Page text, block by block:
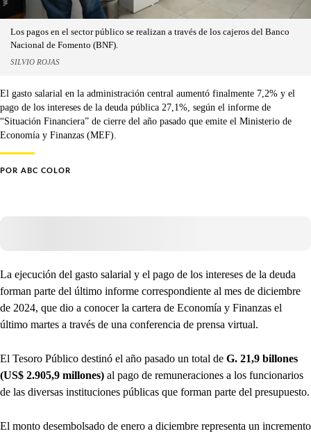
Los pagos en el sector público se realizan a través de los cajeros del Banco
Nacional de Fomento (BNF).
SILVIO ROJAS
El gasto salarial en la administración central aumentó finalmente 7,2% y el
pago de los intereses de la deuda pública 27,1%, según el informe de
“Situación Financiera” de cierre del año pasado que emite el Ministerio de
Economía y Finanzas (MEF).
POR ABC COLOR
La ejecución del gasto salarial y el pago de los intereses de la deuda
forman parte del último informe correspondiente al mes de diciembre
de 2024, que dio a conocer la cartera de Economía y Finanzas el
último martes a través de una conferencia de prensa virtual.
El Tesoro Público destinó el año pasado un total de G. 21,9 billones
(US$ 2.905,9 millones) al pago de remuneraciones a los funcionarios
de las diversas instituciones públicas que forman parte del presupuesto.
El monto desembolsado de enero a diciembre representa un incremento